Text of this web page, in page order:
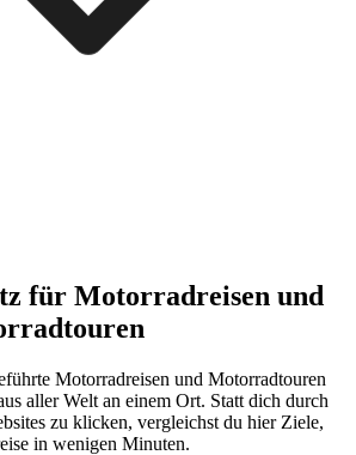
für Motorradreisen und
Motorradreisen und Motorradtouren
aller Welt an einem Ort. Statt dich durch
zu klicken, vergleichst du hier Ziele,
in wenigen Minuten.